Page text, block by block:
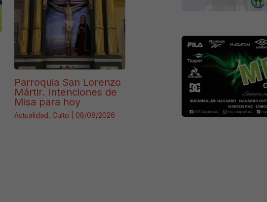
Parroquia San Lorenzo
Mártir. Intenciones de
Misa para hoy
Actualidad Culto 08/08/2026